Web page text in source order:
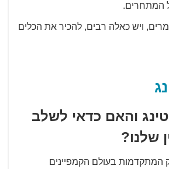
המתחרים.
ויש כאלה רבים, להכיר את הכלים
והאם כדאי לשלב
שלנו?
המתקדמות בעולם הקמפיינים